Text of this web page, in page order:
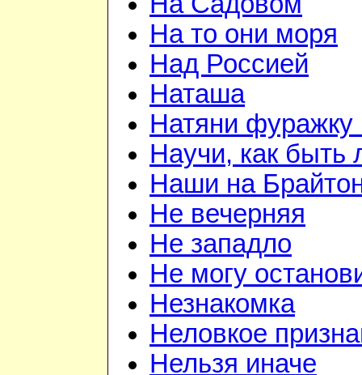
На то они моря
Над Россией
Наташа
Натяни фуражку
Научи, как
Наши на
Не вечерняя
Не западло
Не могу
Незнакомка
Неловкое
Нельзя иначе